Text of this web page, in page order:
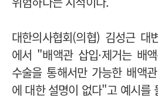
대한의사협회(의협) 김성근 대
에서 "배액관 삽입·제거는 배
수술을 통해서만 가능한 배액
에 대한 설명이 없다"고 예시를